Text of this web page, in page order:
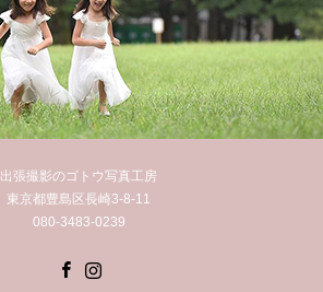
出張撮影のゴトウ写真工房
東京都豊島区長崎3-8-11
080-3483-0239